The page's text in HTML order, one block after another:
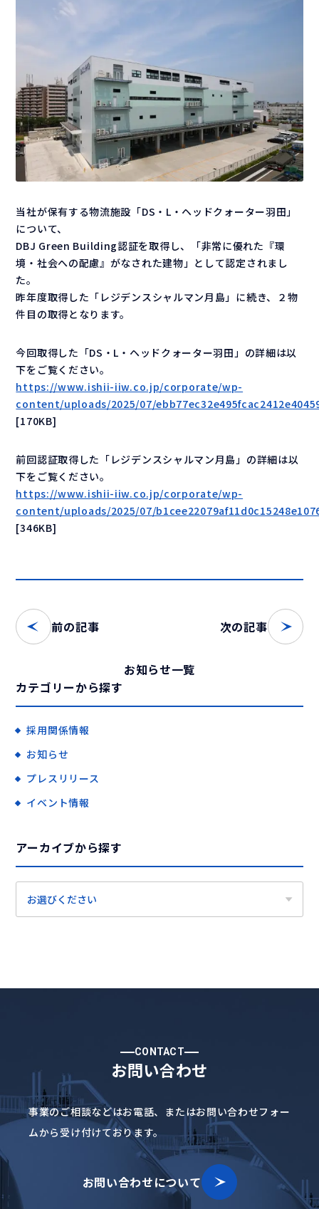
当社が保有する物流施設「DS・L・ヘッドクォーター羽田」
について、
DBJ Green Building認証を取得し、「非常に優れた『環
境・社会への配慮』がなされた建物」として認定されまし
た。
昨年度取得した「レジデンスシャルマン月島」に続き、２物
件目の取得となります。
今回取得した「DS・L・ヘッドクォーター羽田」の詳細は以
下をご覧ください。
https://www.ishii-iiw.co.jp/corporate/wp-
content/uploads/2025/07/
[170KB]
前回認証取得した「レジデンスシャルマン月島」の詳細は以
下をご覧ください。
https://www.ishii-iiw.co.jp/corporate/wp-
content/uploads/2025/07/
[346KB]
前の記事
お知らせ一覧
次の記事
カテゴリーから探す
採用関係情報
お知らせ
プレスリリース
イベント情報
アーカイブから探す
お問い合わせ
CONTACT
事業のご相談などはお電話、 またはお問い合わせフォー
ムから受け付けております。
お問い合わせについて